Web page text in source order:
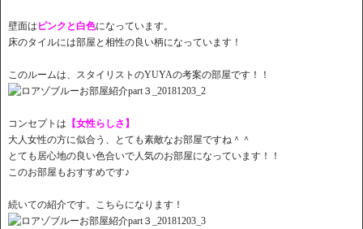
壁面は ピンクと白色になっています。
床のタイルには部屋と相性の良い柄になっています！
このルームは、スタイリストのYUYAの考案の部屋です！！
コンセプトは 【女性らしさ】
大人女性の方に似合う、とても素敵なお部屋ですね＾＾
とても居心地の良い色合いで人気のお部屋になっています！！
このお部屋もおすすめです♪
続いての紹介です。こちらになります！